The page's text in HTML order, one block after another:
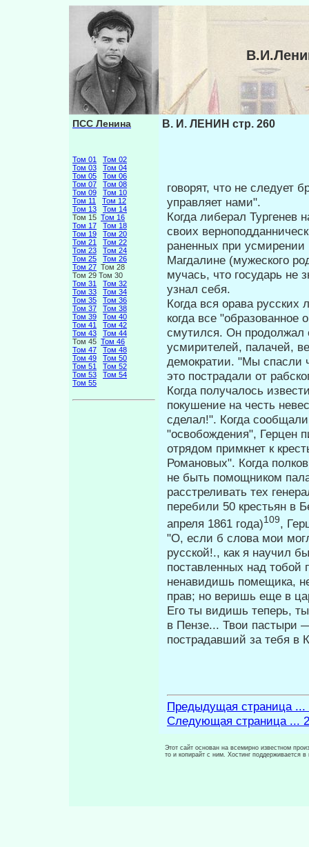
ПСС Ленина
Том 01
Том 02
Том 03
Том 04
Том 05
Том 06
Том 07
Том 08
Том 09
Том 10
Том 11
Том 12
Том 13
Том 14
Том 15 Том 16
Том 17
Том 18
Том 19
Том 20
Том 21
Том 22
Том 23
Том 24
Том 25
Том 26
Том 27 Том 28
Том 29 Том 30
Том 31
Том 32
Том 33
Том 34
Том 35
Том 36
Том 37
Том 38
Том 39
Том 40
Том 41
Том 42
Том 43
Том 44
Том 45 Том 46
Том 47
Том 48
Том 49
Том 50
Том 51
Том 52
Том 53
Том 54
Том 55
В. И. ЛЕНИН стр. 260
говорят, что не следует
управляет нами".
Когда либерал Тургенев
своих
раненных при усмирении
Магдалине (мужеско­го
мучась, что государь не
узнал себя.
Когда вся орава
когда все "образованное
смутился. Он про­должал
усмирителей, палачей,
демократии. "Мы спасли
это пострадали от
Когда получалось
покуше­ние на честь
сделал!". Когда
"освобождения", Гер­цен
отрядом примкнет к
Романовых". Когда
не быть помощником
расстреливать тех
перебили 50 крестьян в
апреля 1861 года)109,
"О, если б слова мои
русской!., как я научил
поставленных над
ненавидишь помещика,
прав; но веришь еще в
Его ты видишь теперь,
в Пензе... Твои пастыри
пострадавший за тебя в
Предыдущая страница ...
Следующая страница ...
Этот сайт основан на всемирно известном
то и копирайт с ним. Хостинг поддерживается